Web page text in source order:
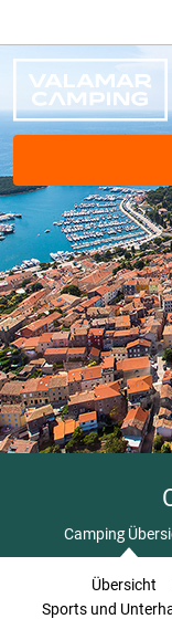
Camping
Übersicht
Sports und